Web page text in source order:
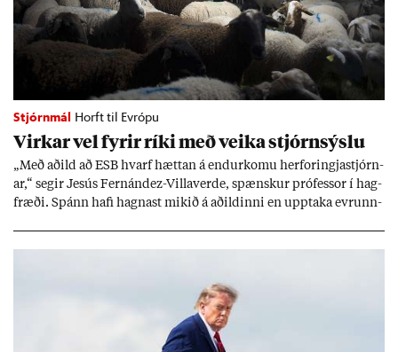
Stjórnmál Horft til Evrópu
Virk­ar vel fyr­ir ríki með veika stjórn­sýslu
„Með að­ild að ESB hvarf hætt­an á end­ur­komu her­for­ingja­stjórn­
ar,“ seg­ir Jesús Fer­nández-Villa­ver­de, spænsk­ur pró­fess­or í hag­
fræði. Spánn hafi hagn­ast mik­ið á að­ild­inni en upp­taka evr­unn­